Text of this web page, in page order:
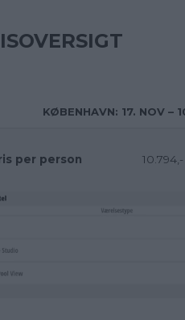
KØBENHAVN: 17. NOV –
per person 10.794,-